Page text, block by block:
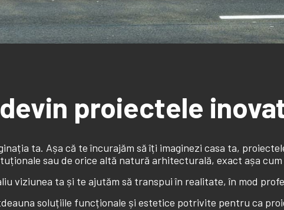
proiectele
ta. Așa că te încurajăm să îți imaginezi casa ta,
sau de orice altă natură arhitecturală, exact așa
viziunea ta și te ajutăm să transpui în realitate, în mod
soluțiile funcționale și estetice potrivite pentru ca